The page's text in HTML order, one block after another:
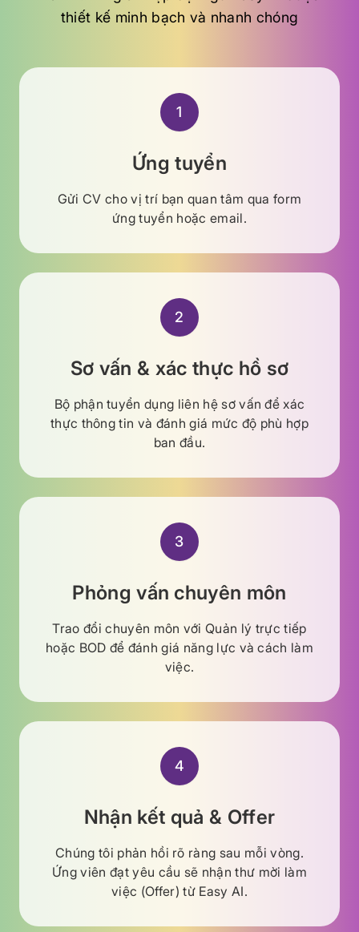
thiết kế minh bạch và nhanh chóng
1
Ứng tuyển
Gửi CV cho vị trí bạn quan tâm qua form
ứng tuyển hoặc email.
2
Sơ vấn & xác thực hồ sơ
Bộ phận tuyển dụng liên hệ sơ vấn để xác
thực thông tin và đánh giá mức độ phù hợp
ban đầu.
3
Phỏng vấn chuyên môn
Trao đổi chuyên môn với Quản lý trực tiếp
hoặc BOD để đánh giá năng lực và cách làm
việc.
4
Nhận kết quả & Offer
Chúng tôi phản hồi rõ ràng sau mỗi vòng.
Ứng viên đạt yêu cầu sẽ nhận thư mời làm
việc (Offer) từ Easy AI.